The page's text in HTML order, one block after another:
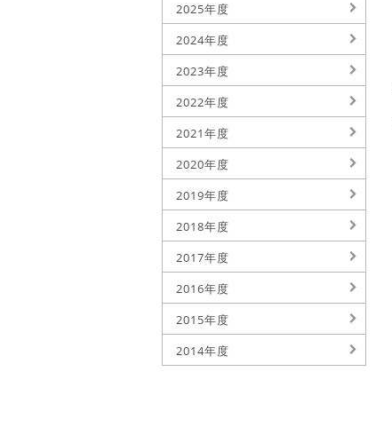
2025年度
2024年度
2023年度
2022年度
2021年度
2020年度
2019年度
2018年度
2017年度
2016年度
2015年度
2014年度